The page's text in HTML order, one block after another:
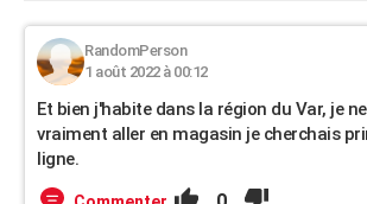
RandomPerson
1 août 2022 à 00:12
Et bien j'habite dans la région du Var, je
vraiment aller en magasin je cherchais
ligne.